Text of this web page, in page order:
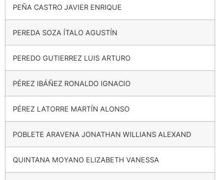
PEÑA CASTRO JAVIER ENRIQUE
PEREDA SOZA ÍTALO AGUSTÍN
PEREDO GUTIERREZ LUIS ARTURO
PÉREZ IBÁÑEZ RONALDO IGNACIO
PÉREZ LATORRE MARTÍN ALONSO
POBLETE ARAVENA JONATHAN WILLIANS ALEXAND
QUINTANA MOYANO ELIZABETH VANESSA